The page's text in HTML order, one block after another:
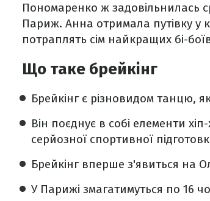
Пономаренко ж задовільнилась
Париж. Анна отримала путівку у
потраплять сім найкращих бі-
Що таке брейкінг
Брейкінг є різновидом танцю,
Він поєднує в собі елементи
серйозної спортивної
Брейкінг вперше з'явиться на
У Парижі змагатимуться по 16